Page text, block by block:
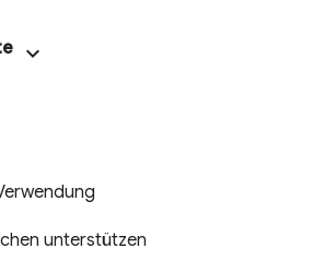
unterstützen